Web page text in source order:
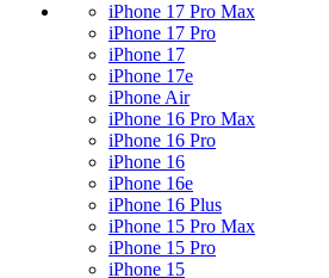
iPhone 17 Pro Max
iPhone 17 Pro
iPhone 17
iPhone 17e
iPhone Air
iPhone 16 Pro Max
iPhone 16 Pro
iPhone 16
iPhone 16e
iPhone 16 Plus
iPhone 15 Pro Max
iPhone 15 Pro
iPhone 15